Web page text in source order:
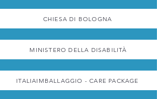
CHIESA DI BOLOGNA
MINISTERO DELLA DISABILITÀ
ITALIAIMBALLAGGIO - CARE PACKAGE